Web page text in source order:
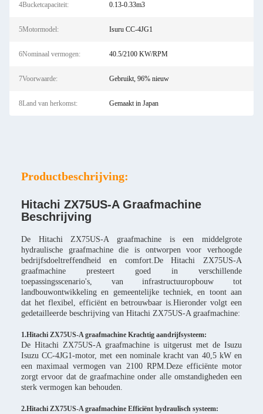
4Bucketcapaciteit: 0.13-0.33m3
5Motormodel: Isuru CC-4JG1
6Nominaal vermogen: 40.5/2100 KW/RPM
7Voorwaarde: Gebruikt, 96% nieuw
8Land van herkomst: Gemaakt in Japan
Productbeschrijving:
Hitachi ZX75US-A Graafmachine
Beschrijving
De Hitachi ZX75US-A graafmachine is een middelgrote
hydraulische graafmachine die is ontworpen voor verhoogde
bedrijfsdoeltreffendheid en comfort.De Hitachi ZX75US-A
graafmachine presteert goed in verschillende
toepassingsscenario's, van infrastructuuropbouw tot
landbouwontwikkeling en gemeentelijke techniek, en toont aan
dat het flexibel, efficiënt en betrouwbaar is.Hieronder volgt een
gedetailleerde beschrijving van Hitachi ZX75US-A graafmachine:
1.Hitachi ZX75US-A graafmachine Krachtig aandrijfsysteem:
De Hitachi ZX75US-A graafmachine is uitgerust met de Isuzu
Isuzu CC-4JG1-motor, met een nominale kracht van 40,5 kW en
een maximaal vermogen van 2100 RPM.Deze efficiënte motor
zorgt ervoor dat de graafmachine onder alle omstandigheden een
sterk vermogen kan behouden.
2.Hitachi ZX75US-A graafmachine Efficiënt hydraulisch systeem: